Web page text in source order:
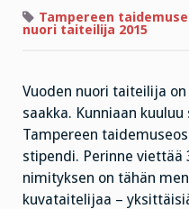
Tampereen
nuori taiteilija 2015
Vuoden nuori taiteilija
saakka. Kunniaan
Tampereen
stipendi. Perinne
nimityksen on tähän
kuvataitelijaa –